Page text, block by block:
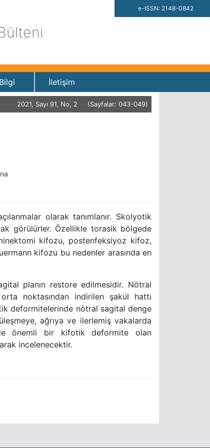
e-ISSN: 2148-0842
İletişim
2021, Sayı 91, No, 2 (Sayfalar: 043-049)
olarak tanımlanır. Skolyotik
görülürler. Özellikle torasik bölgede
kifozu, postenfeksiyoz kifoz,
kifozu bu nedenler arasında en
planın restore edilmesidir. Nötral
noktasından indirilen şakül hattı
deformitelerinde nötral sagital denge
ağrıya ve ilerlemiş vakalarda
önemli bir kifotik deformite olan
incelenecektir.